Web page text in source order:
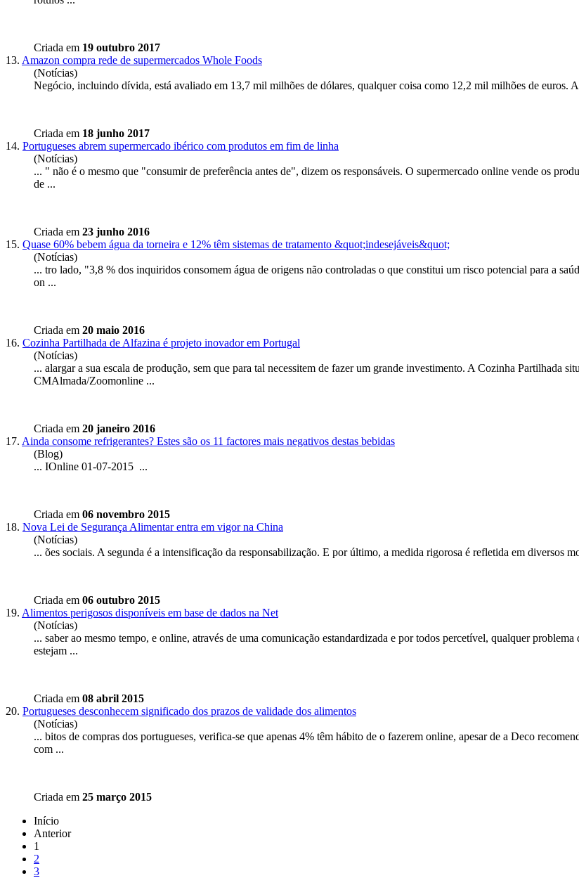
Criada em 19 outubro 2017
13. Amazon compra rede de supermercados Whole Foods
(Notícias)
Negócio, incluindo dívida, está avaliado em 13,7 mil milhões de dólares, qualquer coisa como 12,2 mil milhões de euros.
Criada em 18 junho 2017
14. Portugueses abrem supermercado ibérico com produtos em fim de linha
(Notícias)
... " não é o mesmo que "consumir de preferência antes de", dizem os responsáveis. O supermercado online vende os
de ...
Criada em 23 junho 2016
15. Quase 60% bebem água da torneira e 12% têm sistemas de tratamento &quot;indesejáveis&quot;
(Notícias)
... tro lado, "3,8 % dos inquiridos consomem água de origens não controladas o que constitui um risco potencial para a
on ...
Criada em 20 maio 2016
16. Cozinha Partilhada de Alfazina é projeto inovador em Portugal
(Notícias)
... alargar a sua escala de produção, sem que para tal necessitem de fazer um grande investimento. A Cozinha Partilhada
CMAlmada/Zoomonline ...
Criada em 20 janeiro 2016
17. Ainda consome refrigerantes? Estes são os 11 factores mais negativos destas bebidas
(Blog)
... IOnline 01-07-2015 ...
Criada em 06 novembro 2015
18. Nova Lei de Segurança Alimentar entra em vigor na China
(Notícias)
... ões sociais. A segunda é a intensificação da responsabilização. E por último, a medida rigorosa é refletida em diversos
Criada em 06 outubro 2015
19. Alimentos perigosos disponíveis em base de dados na Net
(Notícias)
... saber ao mesmo tempo, e online, através de uma comunicação estandardizada e por todos percetível, qualquer
estejam ...
Criada em 08 abril 2015
20. Portugueses desconhecem significado dos prazos de validade dos alimentos
(Notícias)
... bitos de compras dos portugueses, verifica-se que apenas 4% têm hábito de o fazerem online, apesar de a Deco
com ...
Criada em 25 março 2015
Início
Anterior
1
2
3